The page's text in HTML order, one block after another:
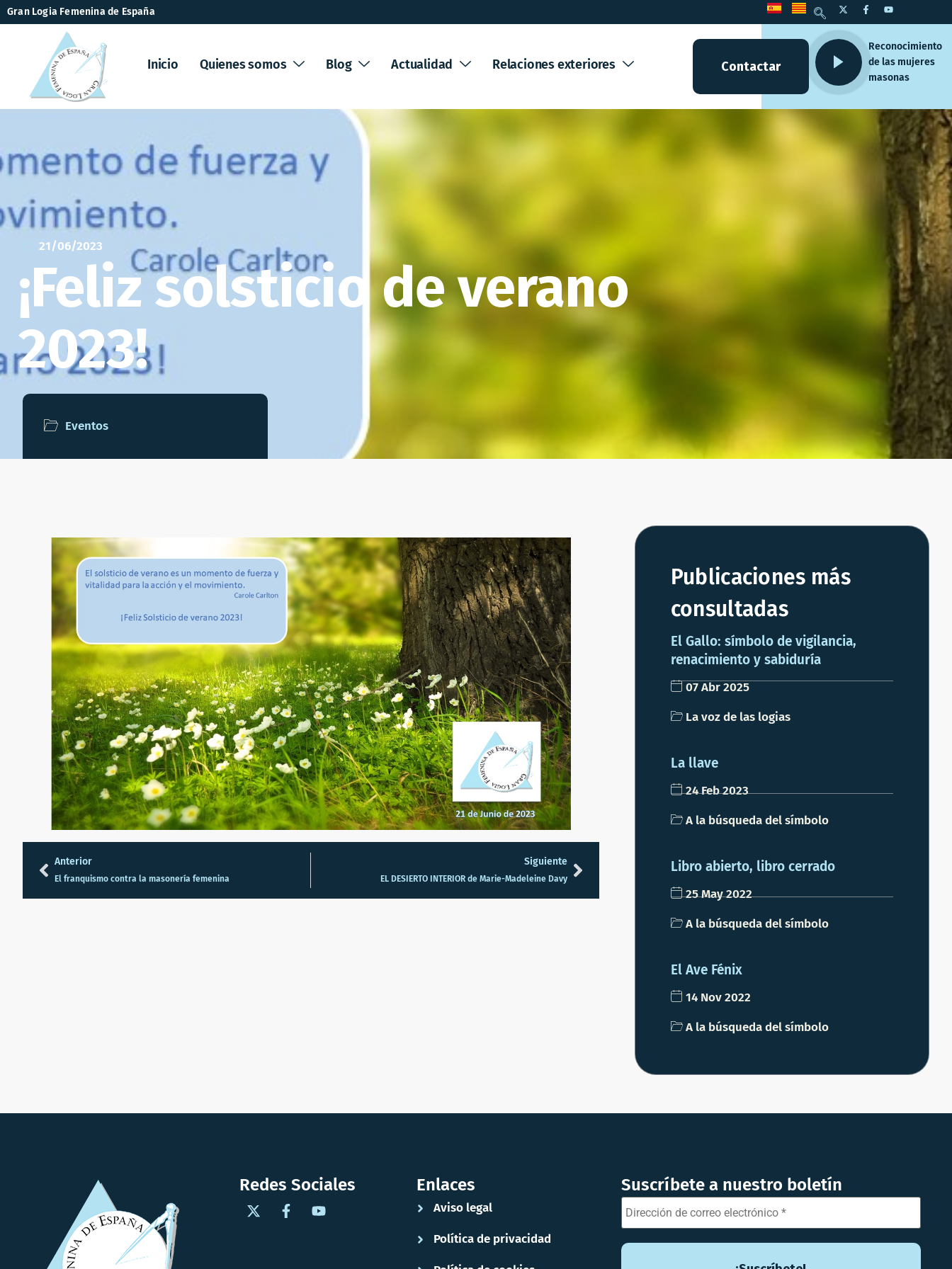
Gran Logia Femenina de España
Inicio Quienes somos Blog Actualidad Relaciones exteriores Contactar
Reconocimiento
de las mujeres
masonas
21/06/2023
¡Feliz solsticio de verano
2023!
Eventos
Anterior
El franquismo contra la masonería femenina
Siguiente
EL DESIERTO INTERIOR de Marie-Madeleine Davy
Publicaciones más
consultadas
El Gallo: símbolo de vigilancia,
renacimiento y sabiduría
07 Abr 2025
La voz de las logias
La llave
24 Feb 2023
A la búsqueda del símbolo
Libro abierto, libro cerrado
25 May 2022
A la búsqueda del símbolo
El Ave Fénix
14 Nov 2022
A la búsqueda del símbolo
Redes Sociales Enlaces
Aviso legal
Política de privacidad
Suscríbete a nuestro boletín